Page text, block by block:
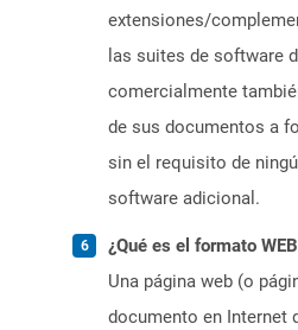
extensiones/
las suites de software
comercialmente
de sus documentos a
sin el requisito de
software adicional.
¿Qué es el formato WEB
Una página web (o
documento en Internet